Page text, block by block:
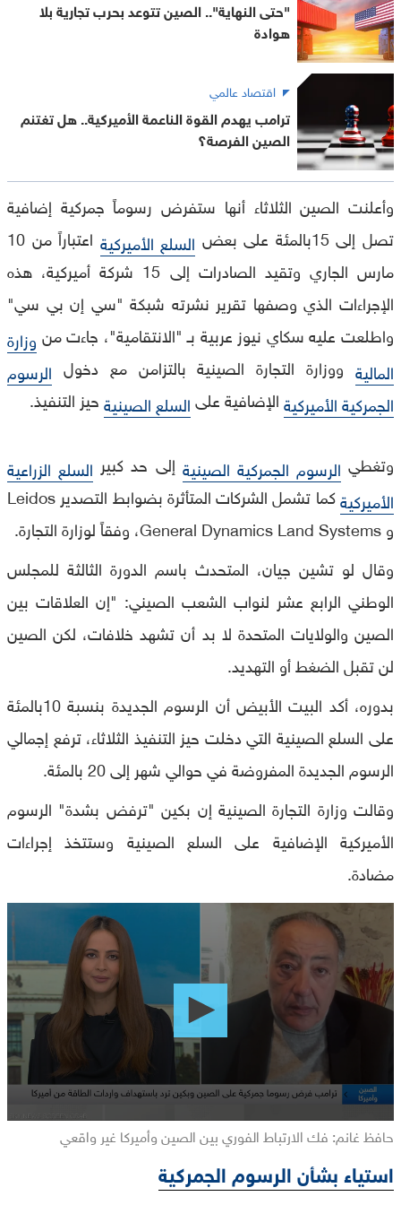
"حتى النهاية".. الصين تتوعد بحرب تجارية بلا
هوادة
اقتصاد عالمي
ترامب يهدم القوة الناعمة الأميركية.. هل تغتنم
الصين الفرصة؟
وأعلنت الصين الثلاثاء أنها ستفرض رسوماً جمركية إضافية
تصل إلى 15بالمئة على بعض
السلع الأميركية
اعتباراً من 10
مارس الجاري وتقيد الصادرات إلى 15 شركة أميركية، هذه
الإجراءات الذي وصفها تقرير نشرته شبكة "سي إن بي سي"
واطلعت عليه سكاي نيوز عربية بـ "الانتقامية"، جاءت من وزارة
المالية ووزارة التجارة الصينية بالتزامن مع دخول الرسوم
الجمركية الأميركيةالإضافية علىالسلع الصينيةحيز التنفيذ.
وتغطي الرسوم الجمركية الصينية إلى حد كبير السلع الزراعية
الأميركية
كما تشمل الشركات المتأثرة بضوابط التصدير Leidos
و General Dynamics Land Systems، وفقاً لوزارة التجارة.
وقال لو تشين جيان، المتحدث باسم الدورة الثالثة للمجلس
الوطني الرابع عشر لنواب الشعب الصيني: "إن العلاقات بين
الصين والولايات المتحدة لا بد أن تشهد خلافات، لكن الصين
لن تقبل الضغط أو التهديد.
بدوره، أكد البيت الأبيض أن الرسوم الجديدة بنسبة 10بالمئة
على السلع الصينية التي دخلت حيز التنفيذ الثلاثاء، ترفع إجمالي
الرسوم الجديدة المفروضة في حوالي شهر إلى 20 بالمئة.
وقالت وزارة التجارة الصينية إن بكين "ترفض بشدة" الرسوم
الأميركية الإضافية على السلع الصينية وستتخذ إجراءات
مضادة.
of
0
seconds
حافظ غانم: فك الارتباط الفوري بين الصين وأميركا غير واقعي
استياء بشأن الرسوم الجمركية